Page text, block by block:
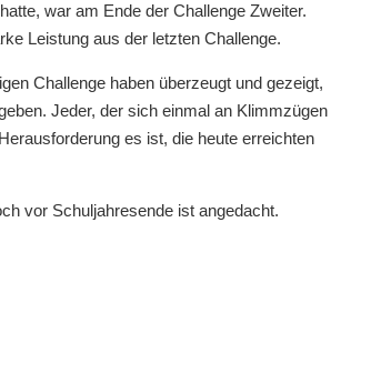
war am Ende der Challenge Zweiter.
Leistung aus der letzten Challenge.
Challenge haben überzeugt und gezeigt,
Jeder, der sich einmal an Klimmzügen
es ist, die heute erreichten
vor Schuljahresende ist angedacht.